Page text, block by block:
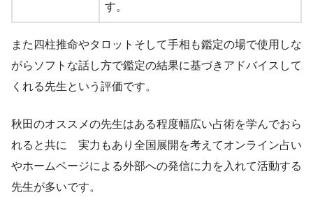
す。
また四柱推命やタロットそして手相も鑑定の場で使用しな
がらソフトな話し方で鑑定の結果に基づきアドバイスして
くれる先生という評価です。
秋田のオススメの先生はある程度幅広い占術を学んでおら
れると共に 実力もあり全国展開を考えてオンライン占い
やホームページによる外部への発信に力を入れて活動する
先生が多いです。